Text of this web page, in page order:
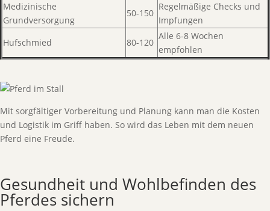
Medizinische
Grundversorgung
50-150
Regelmäßige Checks und
Impfungen
Hufschmied
80-120
Alle 6-8 Wochen
empfohlen
Mit sorgfältiger Vorbereitung und Planung kann man die Kosten
und Logistik im Griff haben. So wird das Leben mit dem neuen
Pferd eine Freude.
Gesundheit und Wohlbefinden des
Pferdes sichern